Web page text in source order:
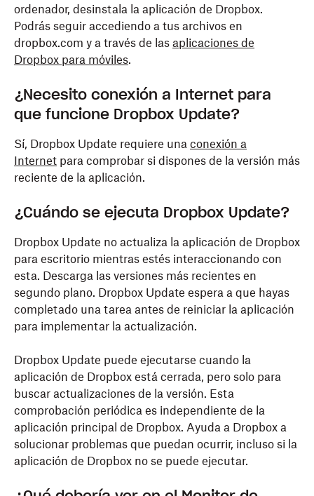
ordenador, desinstala la aplicación de Dropbox.
Podrás seguir accediendo a tus archivos en
dropbox.com y a través de las aplicaciones de
Dropbox para móviles.
¿Necesito conexión a Internet para
que funcione Dropbox Update?
Sí, Dropbox Update requiere una conexión a
Internet para comprobar si dispones de la versión más
reciente de la aplicación.
¿Cuándo se ejecuta Dropbox Update?
Dropbox Update no actualiza la aplicación de Dropbox
para escritorio mientras estés interaccionando con
esta. Descarga las versiones más recientes en
segundo plano. Dropbox Update espera a que hayas
completado una tarea antes de reiniciar la aplicación
para implementar la actualización.
Dropbox Update puede ejecutarse cuando la
aplicación de Dropbox está cerrada, pero solo para
buscar actualizaciones de la versión. Esta
comprobación periódica es independiente de la
aplicación principal de Dropbox. Ayuda a Dropbox a
solucionar problemas que puedan ocurrir, incluso si la
aplicación de Dropbox no se puede ejecutar.